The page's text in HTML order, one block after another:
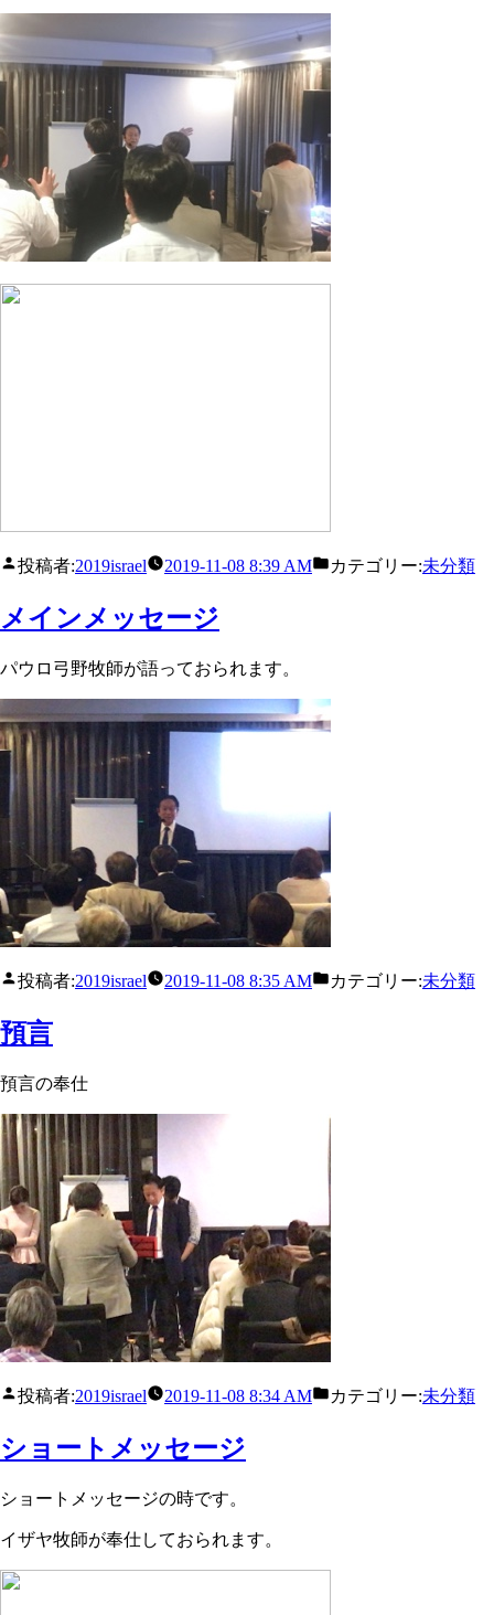
投稿者:2019israel 2019-11-08 8:39 AM カテゴリー:未分類
メインメッセージ
パウロ弓野牧師が語っておられます。
投稿者:2019israel 2019-11-08 8:35 AM カテゴリー:未分類
預言
預言の奉仕
投稿者:2019israel 2019-11-08 8:34 AM カテゴリー:未分類
ショートメッセージ
ショートメッセージの時です。
イザヤ牧師が奉仕しておられます。